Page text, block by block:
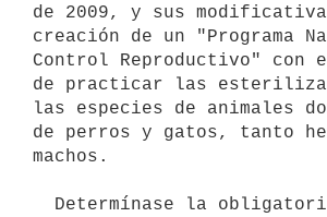
de 2009, y sus
creación de un "Programa
Control Reproductivo" con
de practicar las
las especies de animales
de perros y gatos, tanto
machos.